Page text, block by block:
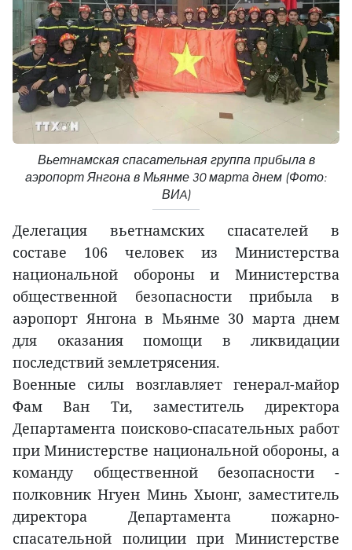
Вьетнамская спасательная группа прибыла в
аэропорт Янгона в Мьянме 30 марта днем (Фото:
ВИA)
Делегация вьетнамских спасателей в
составе 106 человек из Министерства
национальной обороны и Министерства
общественной безопасности прибыла в
аэропорт Янгона в Мьянме 30 марта днем
для оказания помощи в ликвидации
последствий землетрясения.
Военные силы возглавляет генерал-майор
Фам Ван Ти, заместитель директора
Департамента поисково-спасательных работ
при Министерстве национальной обороны, а
команду общественной безопасности -
полковник Нгуен Минь Хыонг, заместитель
директора Департамента пожарно-
спасательной полиции при Министерстве